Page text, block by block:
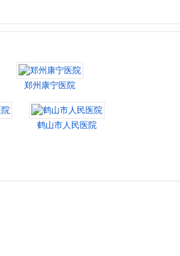
郑州康宁医院
鹤山市人民医院